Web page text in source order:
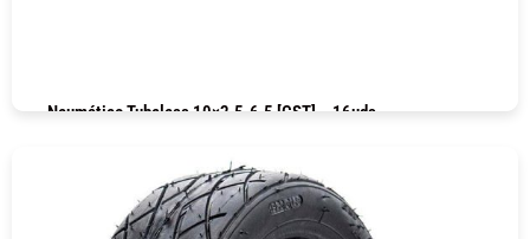
Neumático Tubeless 10×2.5-6.5 [CST] – 16uds